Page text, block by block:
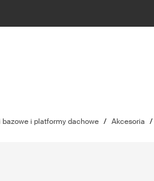
bazowe i platformy dachowe / Akcesoria /